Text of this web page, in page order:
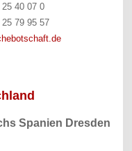
40 07 0
79 95 57
Spanien Dresden